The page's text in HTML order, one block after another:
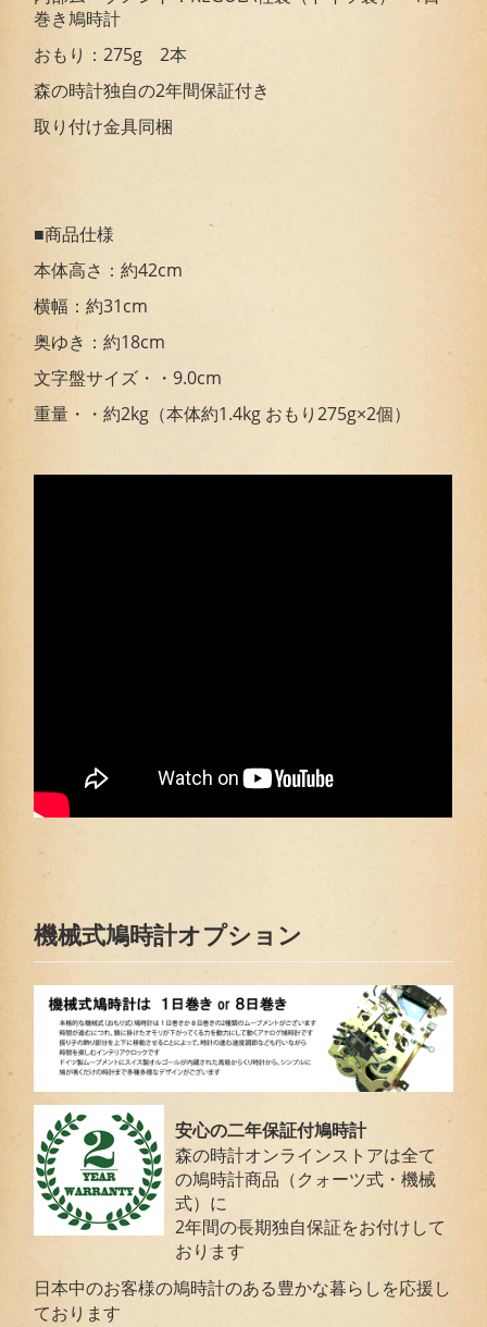
巻き鳩時計
おもり：275g 2本
森の時計独自の2年間保証付き
取り付け金具同梱
■商品仕様
本体高さ：約42cm
横幅：約31cm
奥ゆき：約18cm
文字盤サイズ・・9.0cm
重量・・約2kg（本体約1.4kg おもり275g×2個）
機械式鳩時計オプション
安心の二年保証付鳩時計
森の時計オンラインストアは全て
の鳩時計商品（クォーツ式・機械
式）に
2年間の長期独自保証をお付けして
おります
日本中のお客様の鳩時計のある豊かな暮らしを応援し
ております